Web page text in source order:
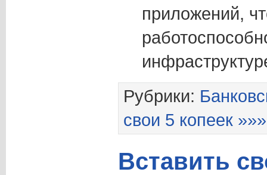
приложений,
Рубрики:
свои 5 копеек »»»
Вставить